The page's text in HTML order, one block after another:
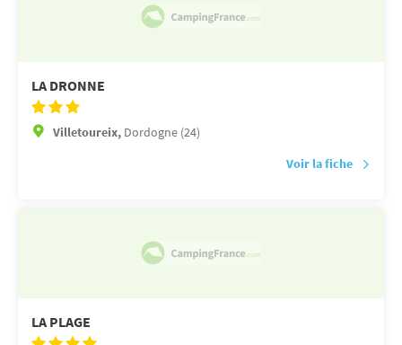
LA DRONNE
Villetoureix, Dordogne (24)
Voir la fiche
LA PLAGE